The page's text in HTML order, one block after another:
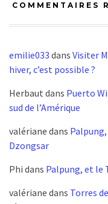
COMMENTAIRES
emilie033 dans Visiter
hiver, c’est possible ?
Herbaut dans Puerto
sud de l’Amérique
valériane dans
Dzongsar
Phi dans Palpung, et le
valériane dans Torres